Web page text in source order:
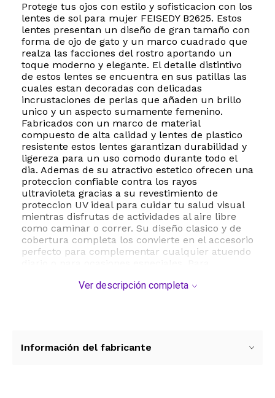
Protege tus ojos con estilo y sofisticacion con los
lentes de sol para mujer FEISEDY B2625. Estos
lentes presentan un diseño de gran tamaño con
forma de ojo de gato y un marco cuadrado que
realza las facciones del rostro aportando un
toque moderno y elegante. El detalle distintivo
de estos lentes se encuentra en sus patillas las
cuales estan decoradas con delicadas
incrustaciones de perlas que añaden un brillo
unico y un aspecto sumamente femenino.
Fabricados con un marco de material
compuesto de alta calidad y lentes de plastico
resistente estos lentes garantizan durabilidad y
ligereza para un uso comodo durante todo el
dia. Ademas de su atractivo estetico ofrecen una
proteccion confiable contra los rayos
ultravioleta gracias a su revestimiento de
proteccion UV ideal para cuidar tu salud visual
mientras disfrutas de actividades al aire libre
como caminar o correr. Su diseño clasico y de
cobertura completa los convierte en el accesorio
perfecto para complementar cualquier atuendo
recomienda limpiarlos con un paño suave y
MARCO DEL SERVICIO "PUERTA A PUERTA" QUE
Ver descripción completa
Información del fabricante